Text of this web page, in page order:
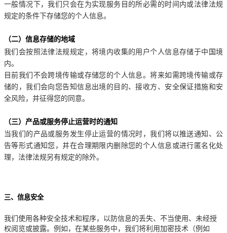
一般情况下，我们只会在为实现服务目的所必需的时间内或法律法规
规定的条件下存储您的个人信息。
（二）信息存储的地域
我们会按照法律法规规定，将境内收集的用户个人信息存储于中国境
内。
目前我们不会跨境传输或存储您的个人信息。将来如需跨境传输或存
储的，我们会向您告知信息出境的目的、接收方、安全保证措施和安
全风险，并征得您的同意。
（三）产品或服务停止运营时的通知
当我们的产品或服务发生停止运营的情况时，我们将以推送通知、公
告等形式通知您，并在合理期限内删除您的个人信息或进行匿名化处
理，法律法规另有规定的除外。
三、信息安全
我们使用各种安全技术和程序，以防信息的丢失、不当使用、未经授
权阅览或披露。例如，在某些服务中，我们将利用加密技术（例如